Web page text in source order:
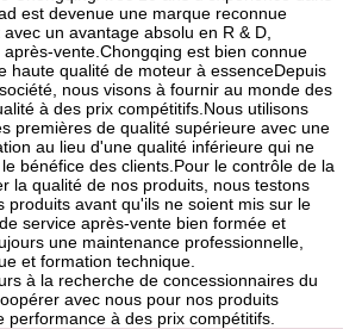
est devenue une marque reconnue
un avantage absolu en R & D,
vente.Chongqing est bien connue
haute qualité de moteur à essenceDepuis
nous visons à fournir au monde des
à des prix compétitifs.Nous utilisons
premières de qualité supérieure avec une
au lieu d'une qualité inférieure qui ne
bénéfice des clients.Pour le contrôle de la
la qualité de nos produits, nous testons
produits avant qu'ils ne soient mis sur le
service après-vente bien formée et
une maintenance professionnelle,
et formation technique.
à la recherche de concessionnaires du
avec nous pour nos produits
performance à des prix compétitifs.